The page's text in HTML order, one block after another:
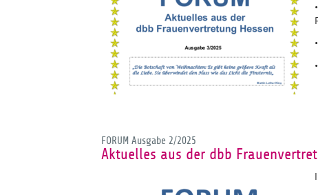
FORUM Ausgabe 2/2025
Aktuelles aus der dbb